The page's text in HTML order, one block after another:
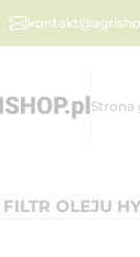
Strona
FILTR OLEJU